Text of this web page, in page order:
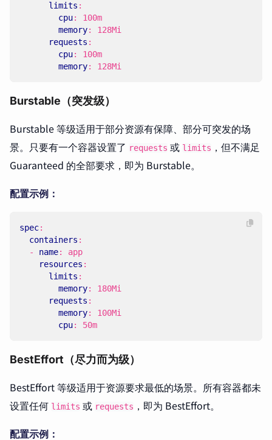
limits :
cpu:
100m
memory:
128Mi
requests :
cpu:
100m
memory: 128Mi
Burstable（突发级）
Burstable 等级适用于部分资源有保障、部分可突发的场
景。只要有一个容器设置了 requests 或 limits ，但不满足
Guaranteed 的全部要求，即为 Burstable。
配置示例：
spec:
containers :
- name:
app
resources :
limits :
memory:
180Mi
requests :
memory:
100Mi
cpu: 50m
BestEffort（尽力而为级）
BestEffort 等级适用于资源要求最低的场景。所有容器都未
设置任何 limits 或 requests ，即为 BestEffort。
配置示例：